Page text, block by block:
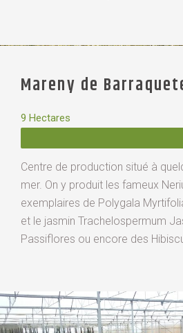
Mareny de
9 Hectares
Centre de production situé à
mer. On y produit les fameux
exemplaires de Polygala
et le jasmin Trachelospermum
Passiflores ou encore des